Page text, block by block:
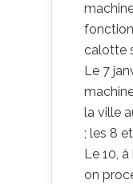
calotte
Le 7
la ville
; les 8
Le 10,
on